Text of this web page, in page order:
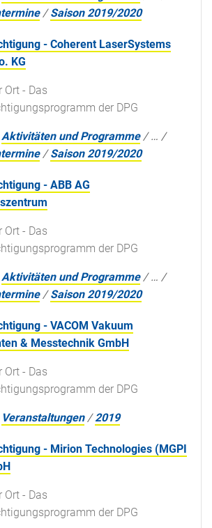
/Saison 2019/2020
- Coherent LaserSystems
KG
Ort - Das
der DPG
Aktivitäten und Programme /… /
/Saison 2019/2020
- ABB AG
Ort - Das
der DPG
Aktivitäten und Programme /… /
/Saison 2019/2020
- VACOM Vakuum
& Messtechnik GmbH
Ort - Das
der DPG
Veranstaltungen /2019
- Mirion Technologies (MGPI
Ort - Das
der DPG